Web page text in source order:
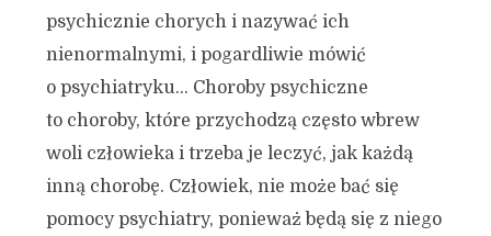
psychicznie chorych i nazywać ich
nienormalnymi, i pogardliwie mówić
o psychiatryku… Choroby psychiczne
to choroby, które przychodzą często wbrew
woli człowieka i trzeba je leczyć, jak każdą
inną chorobę. Człowiek, nie może bać się
pomocy psychiatry, ponieważ będą się z niego